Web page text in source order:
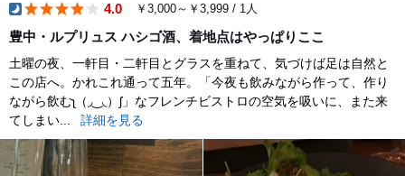
4.0 ￥3,000～￥3,999 / 1人
豊中・ルプリュス ハシゴ酒、着地点はやっぱりここ
土曜の夜、一軒目・二軒目とグラスを重ねて、気づけば足は自然と
この店へ。かれこれ通って五年。「今夜も飲みながら作って、作り
ながら飲むʅ（◞‿◟）ʃ」なフレンチビストロの空気を吸いに、また来
てしまい...
詳細を見る